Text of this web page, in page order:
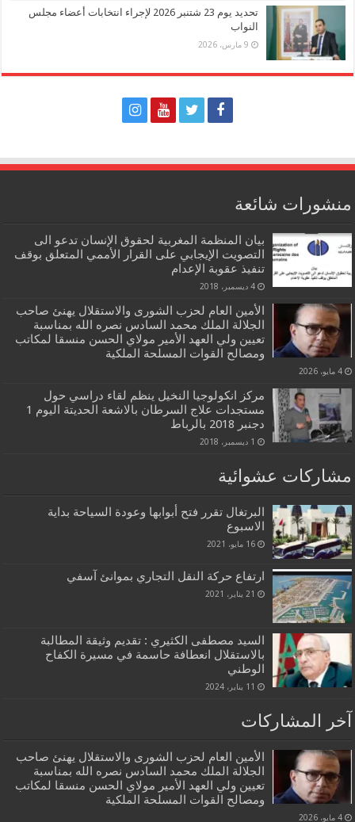
تحديد يوم 23 شتنبر 2026 لإجراء انتخابات أعضاء مجلس
النواب
9 مارس، 2026
منشورات شائعة
بيان المنظمة المغربية لحقوق الإنسان تدعو الى
التصويت الإيجابي على القرار الأممي المتعلق بوقف
تنفيذ عقوبة الإعدام
4 ديسمبر، 2018
الأمين العام لحزب الشورى والاستقلال يهنئ صاحب
الجلالة الملك محمد السادس نصره الله بمناسبة
تعيين ولي العهد الأمير مولاي الحسن منسقا لمكاتب
ومصالح القوات المسلحة الملكية
4 مايو، 2026
مركز انكولوجيا النخيل ينظم لقاء دراسي حول
مستجدات علاج السرطان بالاشعة الحديتة اليوم 1
دجنبر 2018 بالرباط
1 ديسمبر، 2018
مشاركات عشوائية
البرتغال تقرر فتح أبوابها وعودة السياحة بداية
الاسبوع
16 مايو، 2021
ارتفاع حركة النقل التجاري بموانئ آسفي
21 يناير، 2021
السيد مصطفى الكثيري : تقديم وثيقة المطالبة
بالاستقلال انعطافة حاسمة في مسيرة الكفاح
الوطني
11 يناير، 2024
آخر المشاركات
الأمين العام لحزب الشورى والاستقلال يهنئ صاحب
الجلالة الملك محمد السادس نصره الله بمناسبة
تعيين ولي العهد الأمير مولاي الحسن منسقا لمكاتب
ومصالح القوات المسلحة الملكية
4 مايو، 2026